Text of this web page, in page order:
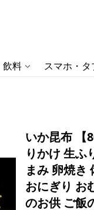
飲料 スマホ・
いか昆布 【
りかけ 生ふ
まみ 卵焼き
おにぎり お
のお供 ご飯